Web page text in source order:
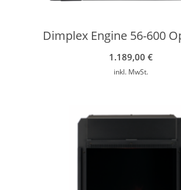
Dimplex Engine 56-600
1.189,00€
inkl. MwSt.